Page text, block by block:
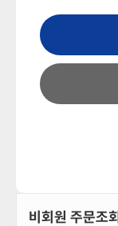
비회원 주문조회